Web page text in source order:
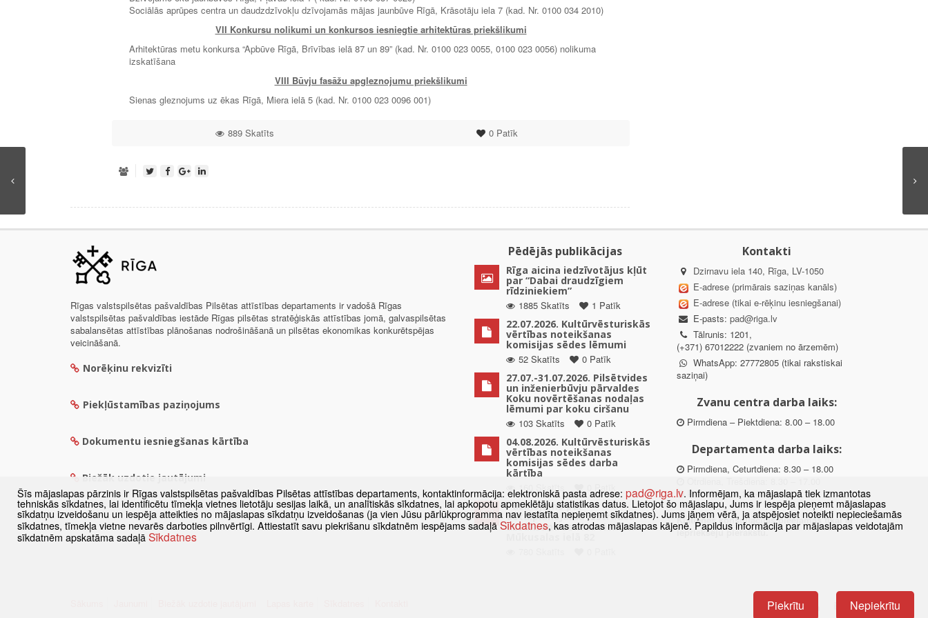
Sociālās aprūpes centra un daudzdzīvokļu dzīvojamās mājas jaunbūve Rīgā, Krāsotāju iela 7 (kad. Nr. 0100 034 2010)
VII Konkursu nolikumi un konkursos iesniegtie arhitektūras priekšlikumi
Arhitektūras metu konkursa “Apbūve Rīgā, Brīvības ielā 87 un 89” (kad. Nr. 0100 023 0055, 0100 023 0056) nolikuma
izskatīšana
VIII Būvju fasāžu apgleznojumu priekšlikumi
Sienas gleznojums uz ēkas Rīgā, Miera ielā 5 (kad. Nr. 0100 023 0096 001)
0Patīk
889 Skatīts
Rīgas valstspilsētas pašvaldības Pilsētas attīstības departaments ir vadošā Rīgas
valstspilsētas pašvaldības iestāde Rīgas pilsētas stratēģiskās attīstības jomā, galvaspilsētas
sabalansētas attīstības plānošanas nodrošināšanā un pilsētas ekonomikas konkurētspējas
veicināšanā.
Norēķinu rekvizīti
Piekļūstamības paziņojums
Dokumentu iesniegšanas kārtība
Biežāk uzdotie jautājumi
Pēdējās publikācijas
Rīga aicina iedzīvotājus kļūt
par “Dabai draudzīgiem
rīdziniekiem”
1885 Skatīts
1 Patīk
22.07.2026. Kultūrvēsturiskās
vērtības noteikšanas
komisijas sēdes lēmumi
52 Skatīts
0 Patīk
27.07.-31.07.2026. Pilsētvides
un inženierbūvju pārvaldes
Koku novērtēšanas nodaļas
lēmumi par koku ciršanu
103 Skatīts
0 Patīk
04.08.2026. Kultūrvēsturiskās
vērtības noteikšanas
komisijas sēdes darba
kārtība
160 Skatīts
0 Patīk
Paziņojums par
detālplānojuma izstrādes
uzsākšanu zemes vienībā
Kontakti
Dzirnavu iela 140, Rīga, LV-1050
E-adrese (primārais saziņas kanāls)
E-adrese (tikai e-rēķinu iesniegšanai)
E-pasts: pad@riga.lv
Tālrunis: 1201,
(+371) 67012222 (zvaniem no ārzemēm)
WhatsApp: 27772805 (tikai rakstiskai
saziņai)
Zvanu centra darba laiks:
Pirmdiena – Piektdiena: 8.00 – 18.00
Departamenta darba laiks:
Pirmdiena, Ceturtdiena: 8.30 – 18.00
Piektdiena: 8.30 – 15.00
Klātienes konsultācijas pieejamas tikai ar
iepriekšēju pierakstu.
Šīs mājaslapas pārzinis ir Rīgas valstspilsētas pašvaldības Pilsētas attīstības departaments, kontaktinformācija: elektroniskā pasta adrese: pad@riga.lv. Informējam, ka mājaslapā tiek izmantotas
tehniskās sīkdatnes, lai identificētu tīmekļa vietnes lietotāju sesijas laikā, un analītiskās sīkdatnes, lai apkopotu apmeklētāju statistikas datus. Lietojot šo mājaslapu, Jums ir iespēja pieņemt mājaslapas
sīkdatņu izveidošanu un iespēja atteikties no mājaslapas sīkdatņu izveidošanas (ja vien Jūsu pārlūkprogramma nav iestatīta nepieņemt sīkdatnes). Jums jāņem vērā, ja atspējosiet noteikti nepieciešamās
sīkdatnes, tīmekļa vietne nevarēs darboties pilnvērtīgi. Attiestatīt savu piekrišanu sīkdatnēm iespējams sadaļā Sīkdatnes, kas atrodas mājaslapas kājenē. Papildus informācija par mājaslapas veidotajām
sīkdatnēm apskatāma sadaļā Sīkdatnes
Piekrītu Nepiekrītu